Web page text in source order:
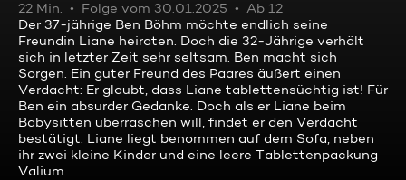
22 Min. Folge vom 30.01.2025
Ab 12
Der 37-jährige Ben Böhm möchte endlich seine
Freundin Liane heiraten. Doch die 32-Jährige verhält
sich in letzter Zeit sehr seltsam. Ben macht sich
Sorgen. Ein guter Freund des Paares äußert einen
Verdacht: Er glaubt, dass Liane tablettensüchtig ist! Für
Ben ein absurder Gedanke. Doch als er Liane beim
Babysitten überraschen will, findet er den Verdacht
bestätigt: Liane liegt benommen auf dem Sofa, neben
ihr zwei kleine Kinder und eine leere Tablettenpackung
Valium ...